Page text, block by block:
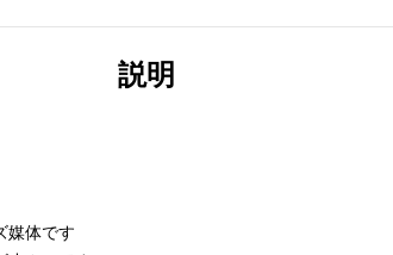
説明
媒体です